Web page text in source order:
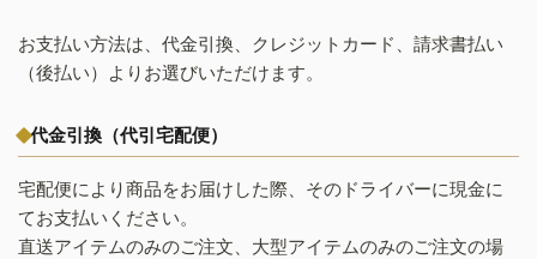
お支払い方法は、代金引換、クレジットカード、請求書払い
（後払い）よりお選びいただけます。
代金引換（代引宅配便）
宅配便により商品をお届けした際、そのドライバーに現金に
てお支払いください。
直送アイテムのみのご注文、大型アイテムのみのご注文の場